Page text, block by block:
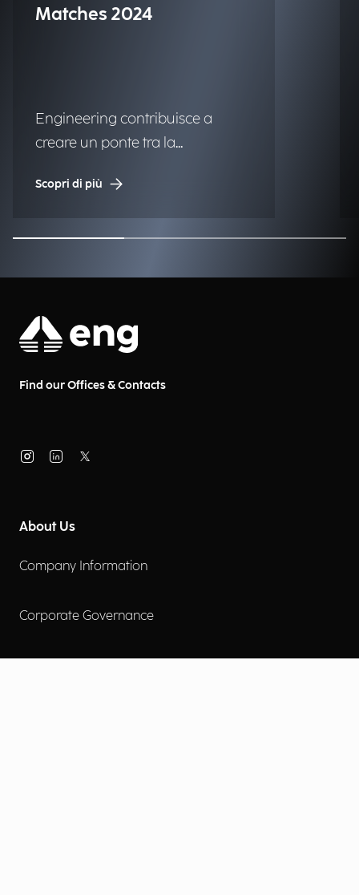
Matches 2024
Engineering contribuisce a
creare un ponte tra la
nuova generazione.
Scopri di più
Find our Offices & Contacts
About Us
Company Information
Corporate Governance